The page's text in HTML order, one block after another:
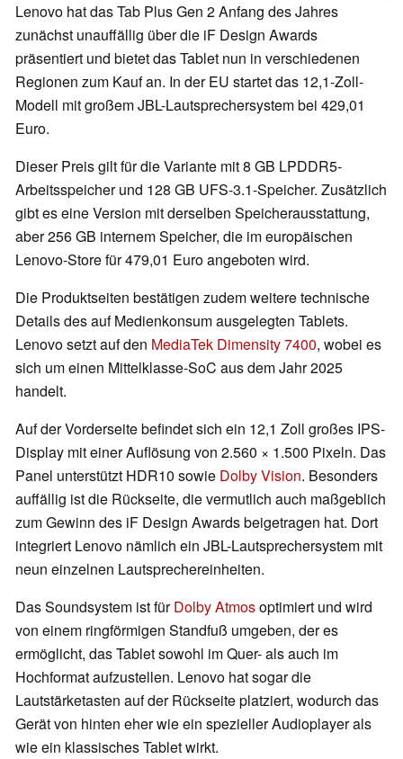
Lenovo hat das Tab Plus Gen 2 Anfang des Jahres
zunächst unauffällig über die iF Design Awards
präsentiert und bietet das Tablet nun in verschiedenen
Regionen zum Kauf an. In der EU startet das 12,1-Zoll-
Modell mit großem JBL-Lautsprechersystem bei 429,01
Euro.
Dieser Preis gilt für die Variante mit 8 GB LPDDR5-
Arbeitsspeicher und 128 GB UFS-3.1-Speicher. Zusätzlich
gibt es eine Version mit derselben Speicherausstattung,
aber 256 GB internem Speicher, die im europäischen
Lenovo-Store für 479,01 Euro angeboten wird.
Die Produktseiten bestätigen zudem weitere technische
Details des auf Medienkonsum ausgelegten Tablets.
Lenovo setzt auf den MediaTek Dimensity 7400, wobei es
sich um einen Mittelklasse-SoC aus dem Jahr 2025
handelt.
Auf der Vorderseite befindet sich ein 12,1 Zoll großes IPS-
Display mit einer Auflösung von 2.560 × 1.500 Pixeln. Das
Panel unterstützt HDR10 sowie Dolby Vision. Besonders
auffällig ist die Rückseite, die vermutlich auch maßgeblich
zum Gewinn des iF Design Awards beigetragen hat. Dort
integriert Lenovo nämlich ein JBL-Lautsprechersystem mit
neun einzelnen Lautsprechereinheiten.
Das Soundsystem ist fürDolby Atmosoptimiert und wird
von einem ringförmigen Standfuß umgeben, der es
ermöglicht, das Tablet sowohl im Quer- als auch im
Hochformat aufzustellen. Lenovo hat sogar die
Lautstärketasten auf der Rückseite platziert, wodurch das
Gerät von hinten eher wie ein spezieller Audioplayer als
wie ein klassisches Tablet wirkt.